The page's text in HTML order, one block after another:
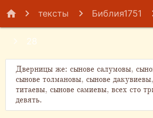
home тексты Библия1751
28
Дверницы же: сынове салумовы,
сынове толмановы, сынове
титаевы, сынове самиевы, всех сто
девять.